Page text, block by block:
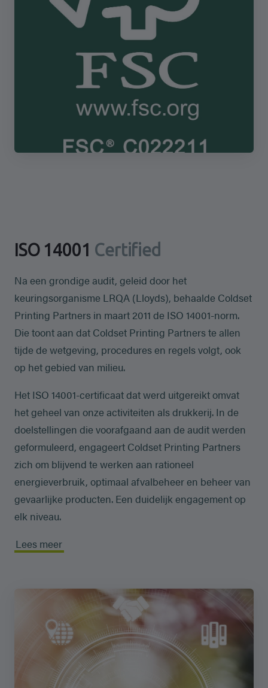
ISO 14001 Certified
Na een grondige audit, geleid door het
keuringsorganisme LRQA (Lloyds), behaalde Coldset
Printing Partners in maart 2011 de ISO 14001-norm.
Die toont aan dat Coldset Printing Partners te allen
tijde de wetgeving, procedures en regels volgt, ook
op het gebied van milieu.
Het ISO 14001-certificaat dat werd uitgereikt omvat
het geheel van onze activiteiten als drukkerij. In de
doelstellingen die voorafgaand aan de audit werden
geformuleerd, engageert Coldset Printing Partners
zich om blijvend te werken aan rationeel
energieverbruik, optimaal afvalbeheer en beheer van
gevaarlijke producten. Een duidelijk engagement op
elk niveau.
Lees meer